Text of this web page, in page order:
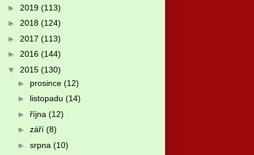
► 2019 (113)
► 2018 (124)
► 2017 (113)
► 2016 (144)
▼ 2015 (130)
► prosince (12)
► listopadu (14)
► října (12)
► září (8)
► srpna (10)